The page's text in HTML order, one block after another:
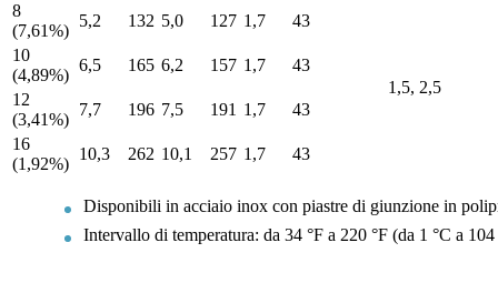
8
(7,61%)
5,2 132 5,0 127 1,7 43
1,5, 2,5
10
(4,89%)
6,5 165 6,2 157 1,7
43
12
(3,41%)
7,7 196 7,5 191 1,7
43
16
(1,92%)
10,3 262 10,1 257 1,7 43
Disponibili in acciaio inox con piastre di giunzione in
Intervallo di temperatura: da 34 °F a 220 °F (da 1 °C a 104